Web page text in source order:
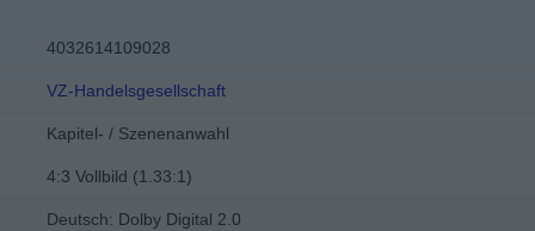
4032614109028
VZ-Handelsgesellschaft
Kapitel- / Szenenanwahl
4:3 Vollbild (1.33:1)
Deutsch: Dolby Digital 2.0